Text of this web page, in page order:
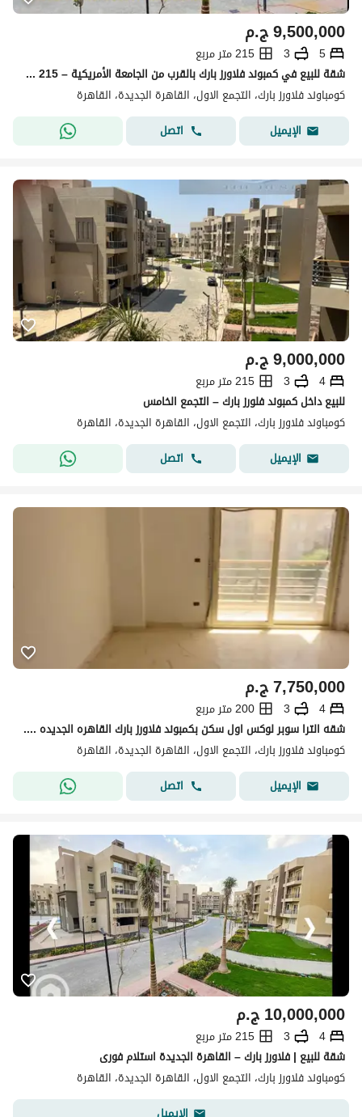
ج.م9,500,000
5
3
215 متر مربع
شقة للبيع في كمبوند فلاورز بارك بالقرب من الجامعة الأمريكية – 215 متر – استلام فوري
كومباوند فلاورز بارك، التجمع الاول، القاهرة الجديدة، القاهرة
الإيميل
اتصل
ج.م9,000,000
4
3
215 متر مربع
للبيع داخل كمبوند فلورز بارك – التجمع الخامس
كومباوند فلاورز بارك، التجمع الاول، القاهرة الجديدة، القاهرة
الإيميل
اتصل
ج.م7,750,000
4
3
200 متر مربع
شقه الترا سوبر لوكس اول سكن بكمبوند فلاورز بارك القاهره الجديده . موقع متميز امام الجامعه الامريكيه خلف كمبوند ميدتاون و فيلدج جيت و مول بوينت ٩٠
كومباوند فلاورز بارك، التجمع الاول، القاهرة الجديدة، القاهرة
الإيميل
اتصل
ج.م10,000,000
4
3
215 متر مربع
شقة للبيع | فلاورز بارك – القاهرة الجديدة استلام فورى
كومباوند فلاورز بارك، التجمع الاول، القاهرة الجديدة، القاهرة